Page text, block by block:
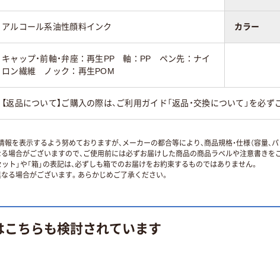
アルコール系油性顔料インク カラー
キャップ・前軸・弁座：再生PP 軸：PP ペン先：ナイ
ロン繊維 ノック：再生POM
【返品について】ご購入の際は、ご利用ガイド「返品・交換について」を必ず
を表示するよう努めておりますが、メーカーの都合等により、商品規格・仕様（容量、
場合がございますので、ご使用前には必ずお届けした商品の商品ラベルや注意書きを
ト」や「箱」の表記は、必ずしも箱でのお届けをお約束するものではありません。
る場合がございます。あらかじめご了承ください。
ちらも検討されています